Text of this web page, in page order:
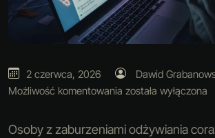
2 czerwca, 2026
Dawid
Możliwość komentowania została wyłączona
Osoby z zaburzeniami odżywiania